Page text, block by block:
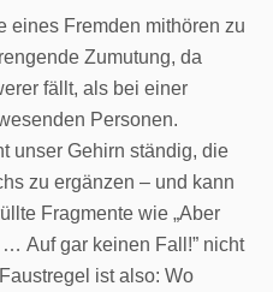
eines Fremden mithören zu
Zumutung, da
fällt, als bei einer
Personen.
unser Gehirn ständig, die
zu ergänzen – und kann
Fragmente wie „Aber
Auf gar keinen Fall!” nicht
ist also: Wo